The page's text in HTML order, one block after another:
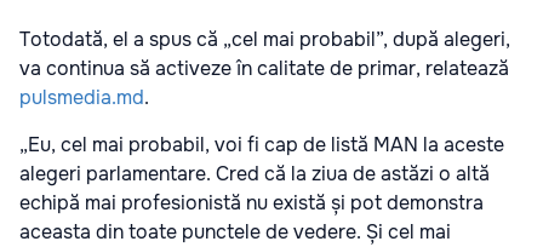
Totodată, el a spus că „cel mai probabil”, după alegeri,
va continua să activeze în calitate de primar, relatează
pulsmedia.md.
„Eu, cel mai probabil, voi fi cap de listă MAN la aceste
alegeri parlamentare. Cred că la ziua de astăzi o altă
echipă mai profesionistă nu există și pot demonstra
aceasta din toate punctele de vedere. Și cel mai